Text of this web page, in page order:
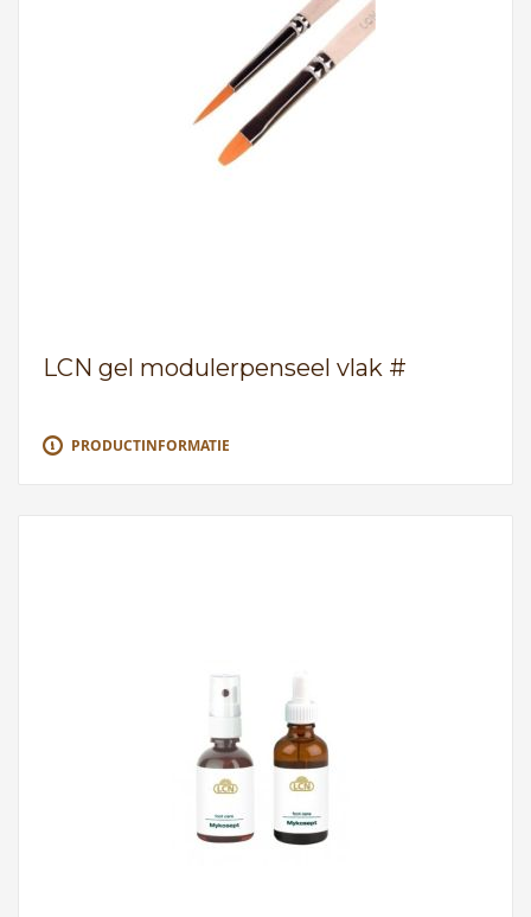
LCN gel modulerpenseel vlak #
PRODUCTINFORMATIE